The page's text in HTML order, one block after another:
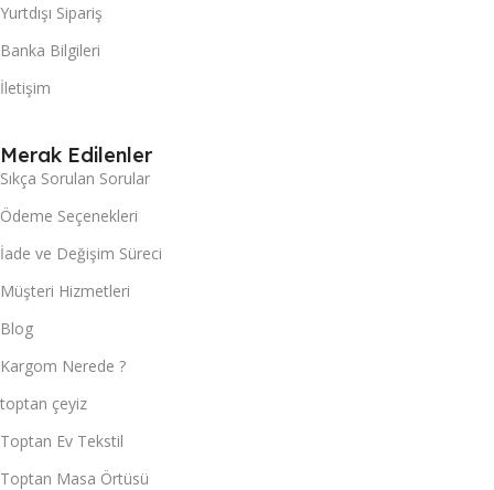
Yurtdışı Sipariş
Banka Bilgileri
İletişim
Merak Edilenler
Sıkça Sorulan Sorular
Ödeme Seçenekleri
İade ve Değişim Süreci
Müşteri Hizmetleri
Blog
Kargom Nerede ?
toptan çeyiz
Toptan Ev Tekstil
Toptan Masa Örtüsü